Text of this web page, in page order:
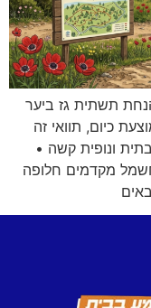
תשתית גז ביער
כיום, תוואי זה
ונופית קשה •
מקדמים חלופה